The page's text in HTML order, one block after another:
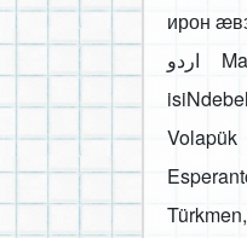
ирон
اردو
Volapük